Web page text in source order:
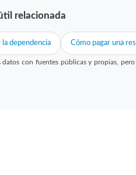
relacionada
dependencia Cómo pagar una
con fuentes públicas y propias,